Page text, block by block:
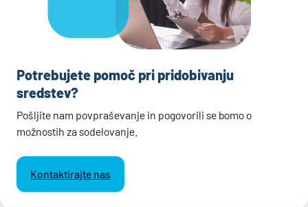
Potrebujete pomoč pri pridobivanju
sredstev?
Pošljite nam povpraševanje in pogovorili se bomo o
možnostih za sodelovanje.
Kontaktirajte nas